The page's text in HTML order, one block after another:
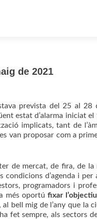
de 2021
prevista del 25 al 28
estat d’alarma iniciat
implicats, tant de
van proposar com a
de mercat, de fira, de la
d’agenda i
programadors i
més oportú fixar
, al bell mig de l’any que la
fet sempre, als sectors